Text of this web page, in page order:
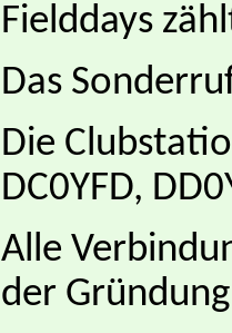
Fielddays
Das
Die
DC0YFD,
Alle
der